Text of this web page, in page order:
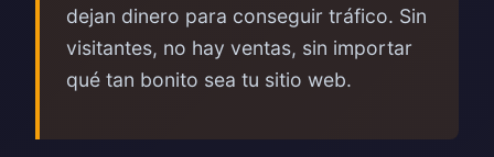
dejan dinero para conseguir tráfico. Sin
visitantes, no hay ventas, sin importar
qué tan bonito sea tu sitio web.